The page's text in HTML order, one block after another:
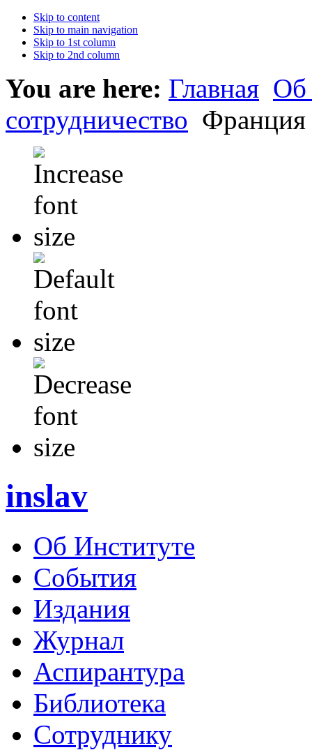
Skip to content
Skip to main navigation
Skip to 1st column
Skip to 2nd column
You are here: Главная Об
сотрудничество Франция
inslav
Об Институте
События
Издания
Журнал
Аспирантура
Библиотека
Сотруднику